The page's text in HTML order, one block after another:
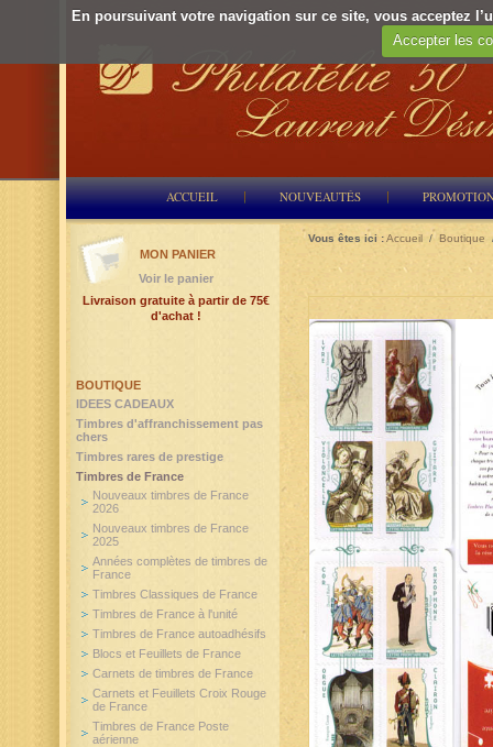
En poursuivant votre navigation sur ce site, vous acceptez
Accepter les
ACCUEIL NOUVEAUTÉS
Vous êtes ici :Accueil / Boutique
BOUTIQUE
IDEES CADEAUX
Timbres d'affranchissement pas
chers
Timbres rares de prestige
Timbres de France
Nouveaux timbres de France
2026
Nouveaux timbres de France
2025
Années complètes de timbres de
France
Timbres Classiques de France
Timbres de France à l'unité
Timbres de France autoadhésifs
Blocs et Feuillets de France
Carnets de timbres de France
Carnets et Feuillets Croix Rouge
de France
Timbres de France Poste
aérienne
MON PANIER
Voir le panier
Livraison gratuite à partir de 75€
d'achat !